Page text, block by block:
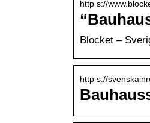
http s://
Blocket –
http s://